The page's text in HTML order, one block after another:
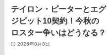
テイロン・ピーターとエグ
ジビット10契約！今秋の
ロスター争いはどうなる？
2026年8月8日